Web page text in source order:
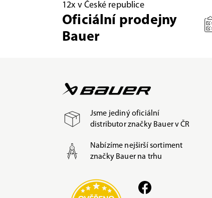
12x v České republice
Oficiální prodejny
Bauer
Jsme jediný oficiální
distributor značky Bauer v ČR
Nabízíme nejširší sortiment
značky Bauer na trhu